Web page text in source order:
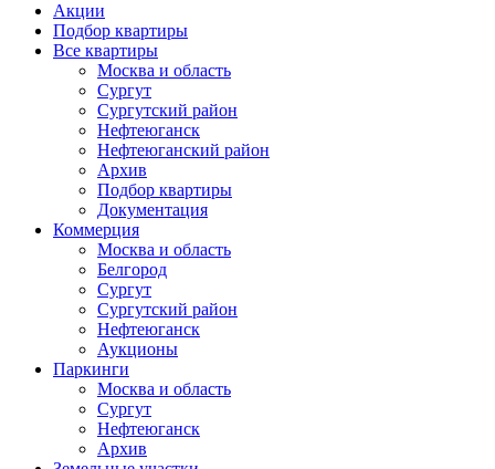
Основная
навигация
mob
Акции
Подбор квартиры
Все квартиры
Москва и область
Сургут
Сургутский район
Нефтеюганск
Нефтеюганский район
Архив
Подбор квартиры
Документация
Коммерция
Москва и область
Белгород
Сургут
Сургутский район
Нефтеюганск
Аукционы
Паркинги
Москва и область
Сургут
Нефтеюганск
Архив